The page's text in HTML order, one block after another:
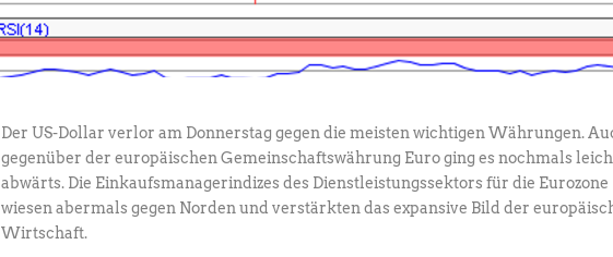
Der US-Dollar verlor am Donnerstag gegen die meisten wichtigen Währungen.
gegenüber der europäischen Gemeinschaftswährung Euro ging es nochmals
abwärts. Die Einkaufsmanagerindizes des Dienstleistungssektors für die Eurozone
wiesen abermals gegen Norden und verstärkten das expansive Bild der
Wirtschaft.